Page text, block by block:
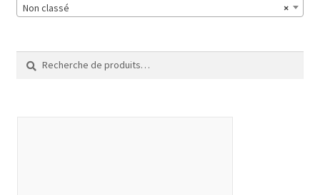
×
Non classé
Recherche
pour :
Recherche